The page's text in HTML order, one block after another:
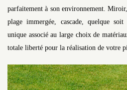
parfaitement à son environnement.
plage immergée, cascade, quelque
unique associé au large choix de
totale liberté pour la réalisation de votre